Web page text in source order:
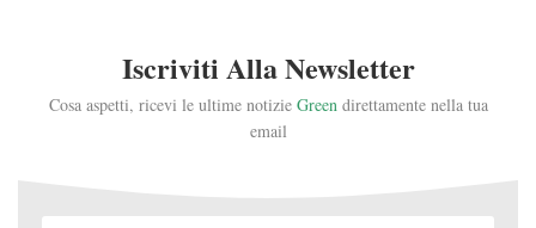
Iscriviti Alla Newsletter
Cosa aspetti, ricevi le ultime notizie Greendirettamente nella tua
email